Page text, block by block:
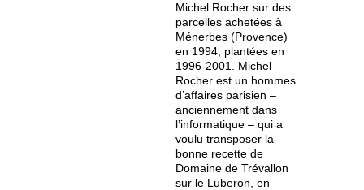
Michel Rocher sur des
parcelles achetées à
Ménerbes (Provence)
en 1994, plantées en
1996-2001. Michel
Rocher est un hommes
d’affaires parisien –
anciennement dans
l’informatique – qui a
voulu transposer la
bonne recette de
Domaine de Trévallon
sur le Luberon, en